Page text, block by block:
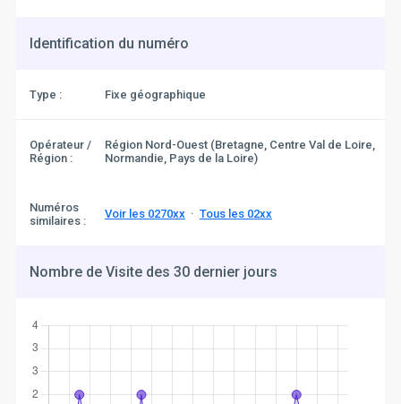
Identification du numéro
Type : Fixe géographique
Opérateur /
Région :
Région Nord-Ouest (Bretagne, Centre Val de Loire,
Normandie, Pays de la Loire)
Numéros
similaires :
Voir les 0270xx· Tous les 02xx
Nombre de Visite des 30 dernier jours